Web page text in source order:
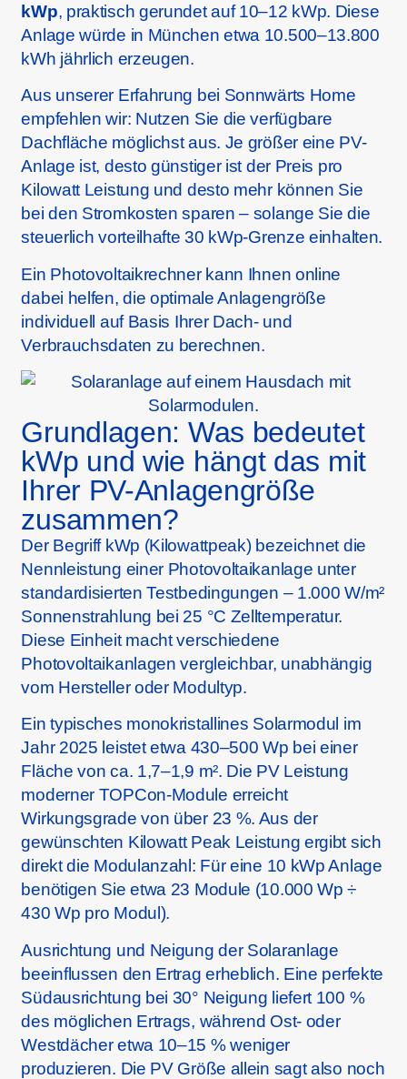
kWp, praktisch gerundet auf 10–12 kWp. Diese
Anlage würde in München etwa 10.500–13.800
kWh jährlich erzeugen.
Aus unserer Erfahrung bei Sonnwärts Home
empfehlen wir: Nutzen Sie die verfügbare
Dachfläche möglichst aus. Je größer eine PV-
Anlage ist, desto günstiger ist der Preis pro
Kilowatt Leistung und desto mehr können Sie
bei den Stromkosten sparen – solange Sie die
steuerlich vorteilhafte 30 kWp-Grenze einhalten.
Ein Photovoltaikrechner kann Ihnen online
dabei helfen, die optimale Anlagengröße
individuell auf Basis Ihrer Dach- und
Verbrauchsdaten zu berechnen.
Grundlagen: Was bedeutet
kWp und wie hängt das mit
Ihrer PV-Anlagengröße
zusammen?
Der Begriff kWp (Kilowattpeak) bezeichnet die
Nennleistung einer Photovoltaikanlage unter
standardisierten Testbedingungen – 1.000 W/m²
Sonnenstrahlung bei 25 °C Zelltemperatur.
Diese Einheit macht verschiedene
Photovoltaikanlagen vergleichbar, unabhängig
vom Hersteller oder Modultyp.
Ein typisches monokristallines Solarmodul im
Jahr 2025 leistet etwa 430–500 Wp bei einer
Fläche von ca. 1,7–1,9 m². Die PV Leistung
moderner TOPCon-Module erreicht
Wirkungsgrade von über 23 %. Aus der
gewünschten Kilowatt Peak Leistung ergibt sich
direkt die Modulanzahl: Für eine 10 kWp Anlage
benötigen Sie etwa 23 Module (10.000 Wp ÷
430 Wp pro Modul).
Ausrichtung und Neigung der Solaranlage
beeinflussen den Ertrag erheblich. Eine perfekte
Südausrichtung bei 30° Neigung liefert 100 %
des möglichen Ertrags, während Ost- oder
Westdächer etwa 10–15 % weniger
produzieren. Die PV Größe allein sagt also noch